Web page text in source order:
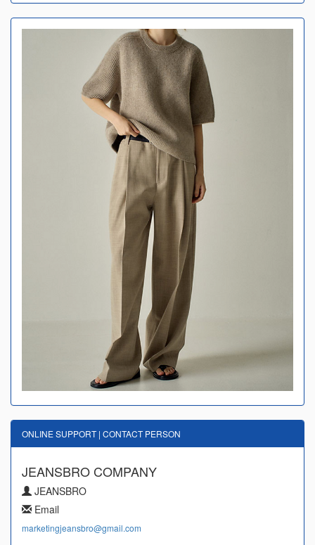
ONLINE SUPPORT | CONTACT PERSON
JEANSBRO COMPANY
JEANSBRO
Email
marketingjeansbro@gmail.com